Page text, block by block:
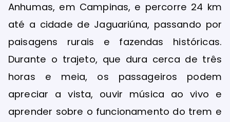
Anhumas, em Campinas, e percorre 24 km
até a cidade de Jaguariúna, passando por
paisagens rurais e fazendas históricas.
Durante o trajeto, que dura cerca de três
horas e meia, os passageiros podem
apreciar a vista, ouvir música ao vivo e
aprender sobre o funcionamento do trem e